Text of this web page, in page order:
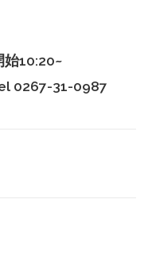
10:20~
0267-31-0987